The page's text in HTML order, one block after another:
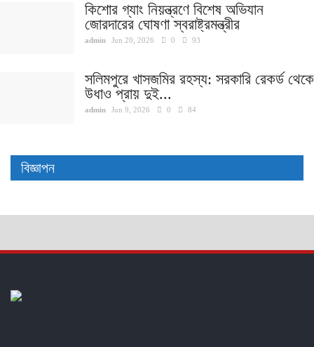
কিশোর গ্যাং নিয়ন্ত্রণে বিশেষ অভিযান
জোরদারের ঘোষণা স্বরাষ্ট্রমন্ত্রীর
admin Jun 20, 2026 0 93
সলিমপুরে খাসজমির রহস্য: সরকারি রেকর্ড থেকে
উধাও প্রায় দুই...
admin Jun 9, 2026 0 84
বিজ্ঞাপন